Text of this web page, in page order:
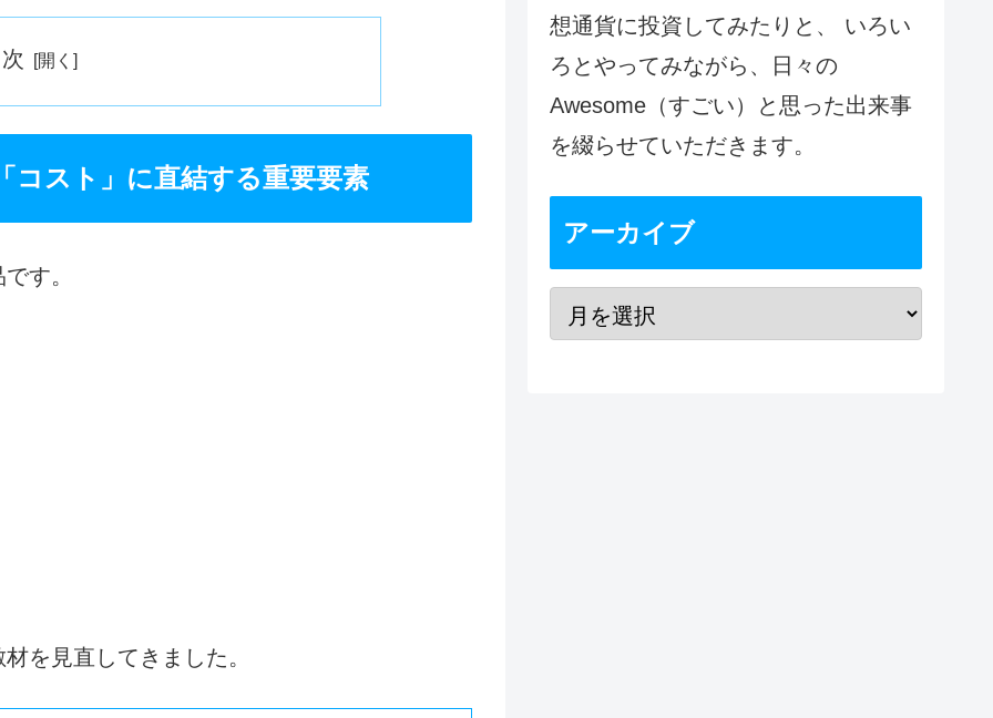
コスト」に直結する重要要素
す。
を見直してきました。
想通貨に投資してみたりと、 いろい
ろとやってみながら、日々の
Awesome（すごい）と思った出来事
を綴らせていただきます。
アーカイブ